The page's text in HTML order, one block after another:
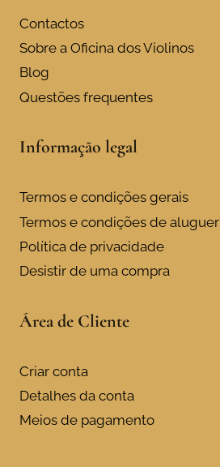
Contactos
Sobre a Oficina dos Violinos
Blog
Questões frequentes
Informação legal
Termos e condições gerais
Termos e condições de aluguer
Política de privacidade
Desistir de uma compra
Área de Cliente
Criar conta
Detalhes da conta
Meios de pagamento